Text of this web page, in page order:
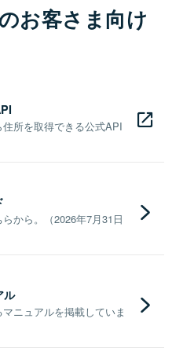
お客さま向け
所を取得できる公式API
から。（2026年7月31日
ル
ニュアルを掲載していま